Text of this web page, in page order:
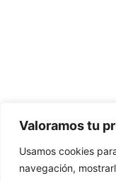
Valoramos tu
Usamos cookies
navegación,